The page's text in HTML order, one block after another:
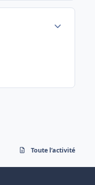
Toute l’activité